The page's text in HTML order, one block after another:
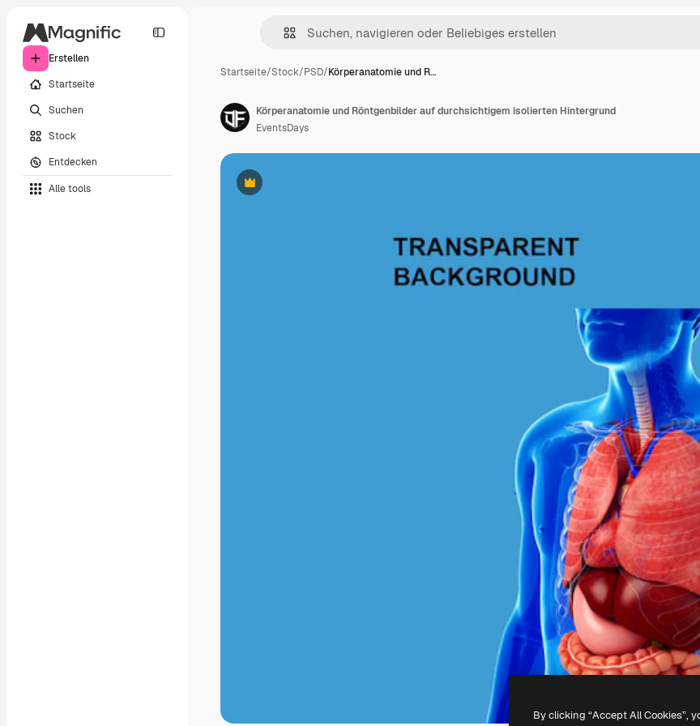
Erstellen
Startseite
Suchen
Stock
Entdecken
Alle tools
Startseite/Stock/PSD/Körperanatomie und R…
Premium
Körperanatomie und Röntgenbilder auf durchsichtigem isolierten Hintergrund
EventsDays
By clicking “Accept All Cookies”,